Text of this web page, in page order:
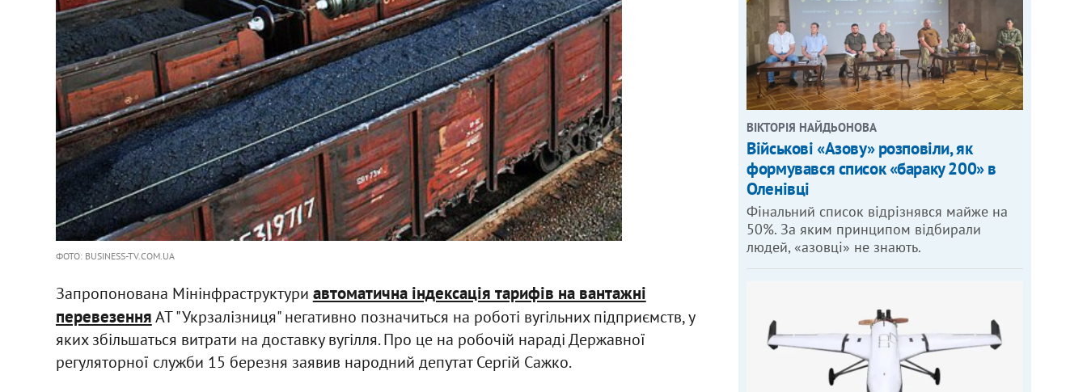
ФОТО: BUSINESS-TV.COM.UA
Запропонована Мінінфраструктури автоматична індексація тарифів на вантажні
перевезенняАТ "Укрзалізниця" негативно позначиться на роботі вугільних підприємств, у
яких збільшаться витрати на доставку вугілля. Про це на робочій нараді Державної
регуляторної служби 15 березня заявив народний депутат Сергій Сажко.
ВІКТОРІЯ НАЙДЬОНОВА
Військові «Азову» розповіли, як
формувався список «бараку 200» в
Оленівці
Фінальний список відрізнявся майже на
50%. За яким принципом відбирали
людей, «азовці» не знають.